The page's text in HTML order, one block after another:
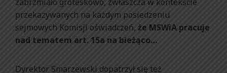
przekazywanych na każdym posiedzeniu
sejmowych Komisji oświadczeń, że MSWiA pracuje
nad tematem art. 15a na bieżąco…
Dyrektor Smarzewski dopatrzył się też